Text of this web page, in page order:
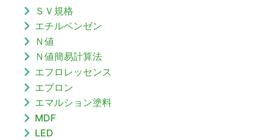
ＳＶ規格
エチルベンゼン
Ｎ値
Ｎ値簡易計算法
エフロレッセンス
エプロン
エマルション塗料
MDF
LED